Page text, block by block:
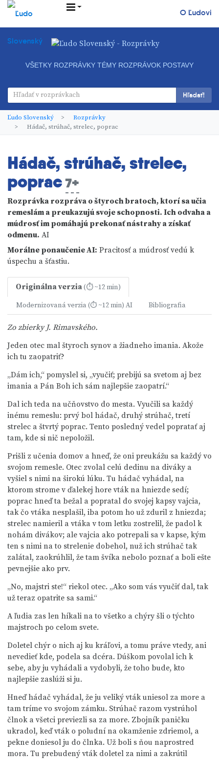
O Ľudovi
VŠETKY ROZPRÁVKY TÉMY ROZPRÁVOK POSTAVY
Hľadať!
Ľudo Slovenský
Rozprávky
Hádač, strúhač, strelec, poprac
Hádač, strúhač, strelec,
poprac7+
Rozprávka rozpráva o štyroch bratoch, ktorí sa učia
remeslám a preukazujú svoje schopnosti. Ich odvaha a
múdrosť im pomáhajú prekonať nástrahy a získať
odmenu. AI
Morálne ponaučenieAI: Pracitosť a múdrosť vedú k
úspechu a šťastiu.
Originálna verzia(⏱ ~12 min)
Modernizovaná verzia (⏱ ~12 min) AI Bibliografia
Zo zbierky J. Rimavského.
Jeden otec mal štyroch synov a žiadneho imania. Akože
ich tu zaopatriť?
„Dám ich,“ pomyslel si, „vyučiť; prebijú sa svetom aj bez
imania a Pán Boh ich sám najlepšie zaopatrí.“
Dal ich teda na učňovstvo do mesta. Vyučili sa každý
inému remeslu: prvý bol hádač, druhý strúhač, tretí
strelec a štvrtý poprac. Tento posledný vedel popratať aj
tam, kde si nič nepoložil.
Prišli z učenia domov a hneď, že oni preukážu sa každý vo
svojom remesle. Otec zvolal celú dedinu na diváky a
vyšiel s nimi na širokú lúku. Tu hádač vyhádal, na
ktorom strome v ďalekej hore vták na hniezde sedí;
poprac hneď ta bežal a popratal do svojej kapsy vajcia,
tak čo vtáka nesplašil, iba potom ho už zduril z hniezda;
strelec namieril a vtáka v tom letku zostrelil, že padol k
nohám divákov; ale vajcia ako potrepali sa v kapse, kým
ten s nimi na to strelenie dobehol, nuž ich strúhač tak
zalátal, zaokrúhlil, že tam švíka nebolo poznať a boli ešte
pevnejšie ako prv.
„No, majstri ste!“ riekol otec. „Ako som vás vyučiť dal, tak
už teraz opatrite sa sami.“
A ľudia zas len híkali na to všetko a chýry šli o týchto
majstroch po celom svete.
Doletel chýr o nich aj ku kráľovi, a tomu práve vtedy, ani
nevedieť kde, podela sa dcéra. Dúškom povolal ich k
sebe, aby ju vyhádali a vydobyli, že toho bude, kto
najlepšie zaslúži si ju.
Hneď hádač vyhádal, že ju veliký vták uniesol za more a
tam tríme vo svojom zámku. Strúhač razom vystrúhol
člnok a všetci previezli sa za more. Zbojník paničku
ukradol, keď vták o poludní na okamženie zdriemol, a
pekne doniesol ju do člnka. Už boli s ňou naprostred
mora. Tu prebudený vták doletel za nimi a zakrútil